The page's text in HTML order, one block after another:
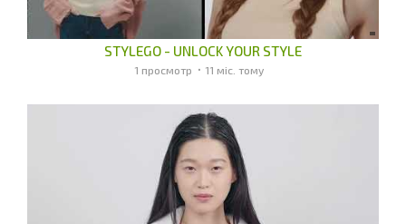
STYLEGO - UNLOCK YOUR STYLE
1 просмотр 11 міс. тому